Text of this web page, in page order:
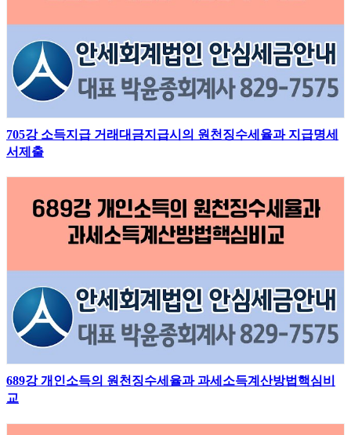
705강 소득지급 거래대금지급시의 원천징수세율과 지급명세
서제출
689강 개인소득의 원천징수세율과 과세소득계산방법핵심비
교